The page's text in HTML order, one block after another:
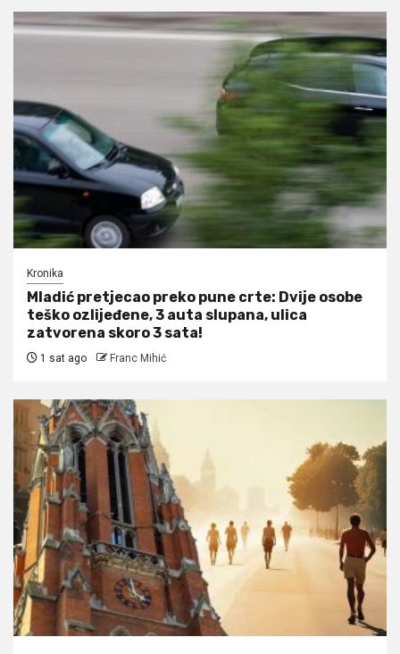
Kronika
Mladić pretjecao preko pune crte: Dvije osobe
teško ozlijeđene, 3 auta slupana, ulica
zatvorena skoro 3 sata!
1 sat ago Franc Mihić